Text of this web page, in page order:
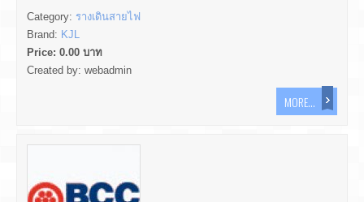
Category: รางเดินสายไฟ
Brand: KJL
Price: 0.00 บาท
Created by: webadmin
MORE...